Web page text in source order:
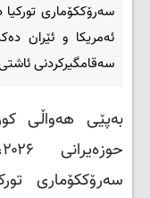
سەرۆککۆماری
ئەمریکا و ئێران
سەقامگیرکردنی ئاشتی
سەرۆککۆماری